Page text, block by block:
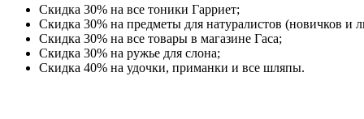
Скидка 30% на все тоники Гарриет;
Скидка 30% на предметы для натуралистов (новичков и
Скидка 30% на все товары в магазине Гаса;
Скидка 30% на ружье для слона;
Скидка 40% на удочки, приманки и все шляпы.